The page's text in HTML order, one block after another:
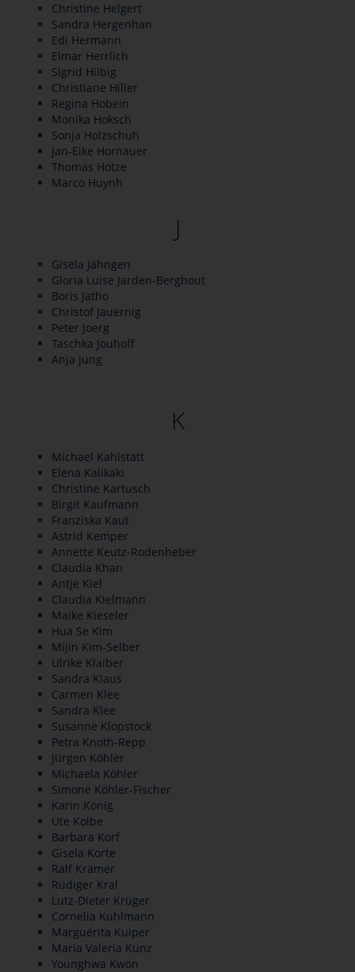
Christine Helgert
Sandra Hergenhan
Edi Hermann
Elmar Herrlich
Sigrid Hilbig
Christiane Hiller
Regina Hobein
Monika Hoksch
Sonja Holzschuh
Jan-Eike Hornauer
Thomas Hotze
Marco Huynh
J
Gisela Jähngen
Gloria Luise Jarden-Berghout
Boris Jatho
Christof Jauernig
Peter Joerg
Taschka Jouhoff
Anja Jung
K
Michael Kahlstatt
Elena Kalikaki
Christine Kartusch
Birgit Kaufmann
Franziska Kaut
Astrid Kemper
Annette Keutz-Rodenheber
Claudia Khan
Antje Kiel
Claudia Kielmann
Maike Kieseler
Hua Se Kim
Mijin Kim-Selber
Ulrike Klaiber
Sandra Klaus
Carmen Klee
Sandra Klee
Susanne Klopstock
Petra Knoth-Repp
Jürgen Köhler
Michaela Köhler
Simone Köhler-Fischer
Karin König
Ute Kolbe
Barbara Korf
Gisela Korte
Ralf Krämer
Rüdiger Kral
Lutz-Dieter Krüger
Cornelia Kuhlmann
Marguérita Kuiper
Maria Valeria Kunz
Younghwa Kwon